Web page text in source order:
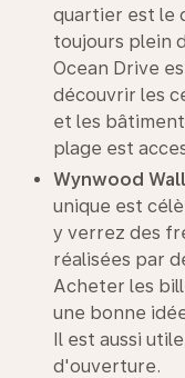
quartier est le
toujours plein
Ocean Drive
découvrir les
et les
plage est
Wynwood
unique est
y verrez des
réalisées par
Acheter les
une bonne
Il est aussi
d'ouverture.